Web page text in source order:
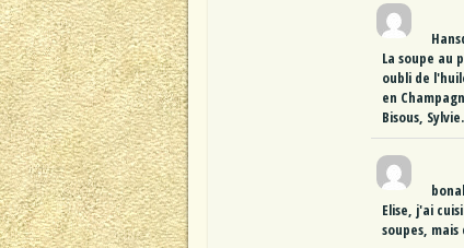
La soupe au
oubli de
en
Bisous, Sylvie.
Elise, j'ai
soupes,